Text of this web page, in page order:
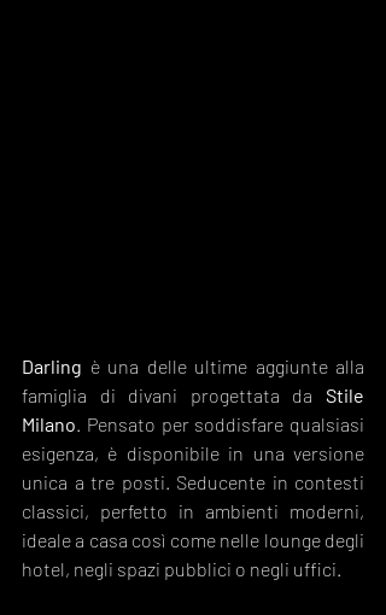
Darling è una delle ultime aggiunte alla
famiglia di divani progettata da Stile
Milano . Pensato per soddisfare qualsiasi
esigenza, è disponibile in una versione
unica a tre posti. Seducente in contesti
classici, perfetto in ambienti moderni,
ideale a casa così come nelle lounge degli
hotel, negli spazi pubblici o negli uffici.